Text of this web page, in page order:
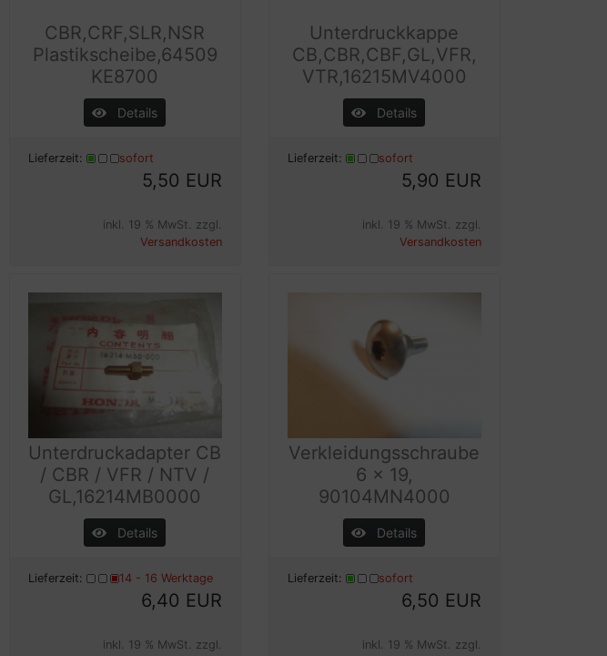
CBR,CRF,SLR,NSR
Plastikscheibe,64509
KE8700
Details
Lieferzeit: sofort
5,50 EUR
inkl. 19 % MwSt. zzgl.
Versandkosten
Unterdruckkappe
CB,CBR,CBF,GL,VFR,
VTR,16215MV4000
Details
Lieferzeit: sofort
5,90 EUR
inkl. 19 % MwSt. zzgl.
Versandkosten
Unterdruckadapter CB
/ CBR / VFR / NTV /
GL,16214MB0000
Details
Lieferzeit: 14 - 16 Werktage
6,40 EUR
inkl. 19 % MwSt. zzgl.
Verkleidungsschraube
6 x 19,
90104MN4000
Details
Lieferzeit: sofort
6,50 EUR
inkl. 19 % MwSt. zzgl.